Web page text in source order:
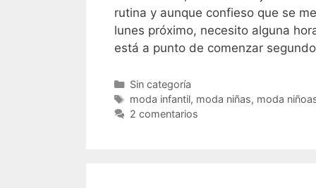
rutina y aunque confieso que se
lunes próximo, necesito alguna
está a punto de comenzar
Categorías
Sin categoría
Etiquetas
moda infantil, moda niñas, moda
2 comentarios